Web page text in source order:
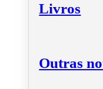
Livros
Outras